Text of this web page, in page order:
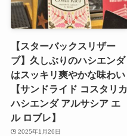
【スターバックスリザー
ブ】久しぶりのハシエンダ
はスッキリ爽やかな味わい
【サンドライド コスタリカ
ハシエンダ アルサシア エ
ル ロブレ】
2025年1月26日